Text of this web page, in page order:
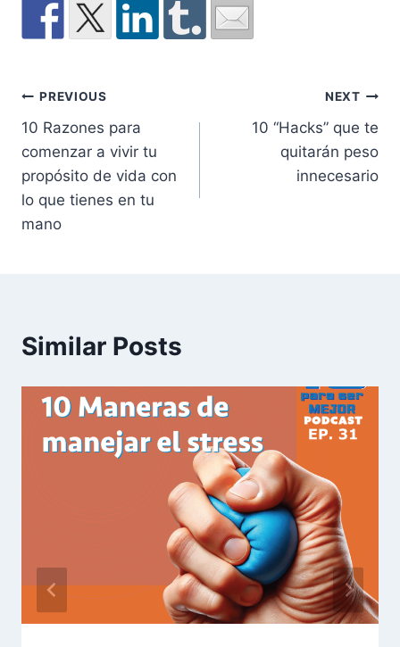
Post
navigation
PREVIOUS
10 Razones para
comenzar a vivir tu
propósito de vida con
lo que tienes en tu
mano
NEXT
10 “Hacks” que te
quitarán peso
innecesario
Similar Posts